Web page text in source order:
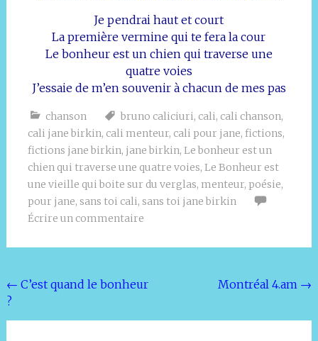
Je pendrai haut et court
La première vermine qui te fera la cour
Le bonheur est un chien qui traverse une
quatre voies
J’essaie de m’en souvenir à chacun de mes pas
chanson bruno caliciuri, cali, cali chanson,
cali jane birkin, cali menteur, cali pour jane, fictions,
fictions jane birkin, jane birkin, Le bonheur est un
chien qui traverse une quatre voies, Le Bonheur est
une vieille qui boite sur du verglas, menteur, poésie,
pour jane, sans toi cali, sans toi jane birkin
Écrire un commentaire
Navigation
de
← C’est quand le bonheur
?
Montréal 4.am →